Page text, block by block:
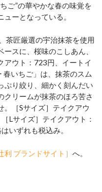
ご”の華やかな春の味覚を
ーとなっている。
茶匠厳選の宇治抹茶を使用
スに、桜味のこしあん、
アウト：723円、イートイ
いちご」は、抹茶のスム
ぷり絞り、細かく刻んだい
クリームが抹茶のほろ苦さ
。［Sサイズ］テイクアウ
Lサイズ］テイクアウト：
いずれも税込み。
利 ブランドサイト］ へ。